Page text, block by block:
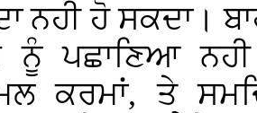
ਨਹੀ ਹੋ ਸਕਦਾ।
ਨੂੰ ਪਛਾਣਿਆ
ਕਰਮਾਂ, ਤੇ